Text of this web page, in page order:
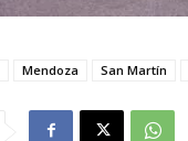
Mendoza San Martín